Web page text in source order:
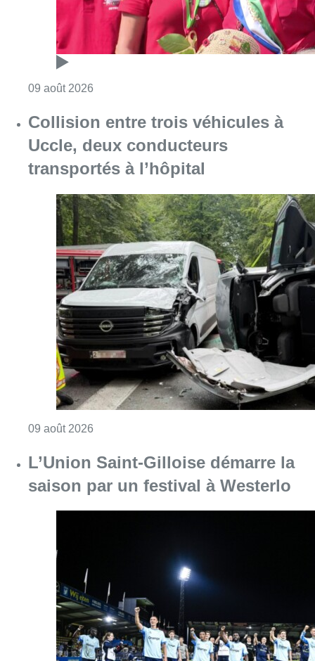
09 août 2026Consulter l'article "Collision entre trois
L’Union Saint-Gilloise démarre la
saison par un festival à Westerlo
09 août 2026 Consulter l'article "L’Union Saint-Gilloise
Deux personnes hospitalisées
après un incendie à Schaerbeek